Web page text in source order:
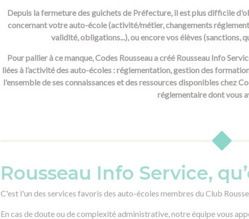
Depuis la fermeture des guichets de Préfecture, il est plus difficile
concernant votre auto-école (activité/métier, changements
validité, obligations...), ou encore vos élèves (sanctions,
Pour pallier à ce manque, Codes Rousseau a créé Rousseau Info
liées à l’activité des auto-écoles : réglementation, gestion des
l'ensemble de ses connaissances et des ressources disponibles chez
réglementaire dont vous
Rousseau Info Service,
C'est l'un des services favoris des auto-écoles membres du Club
En cas de doute ou de complexité administrative, notre équipe vous